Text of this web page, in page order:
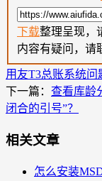
下载整理呈现，
内容有疑问，请
用友T3总账系统问
下一篇： 查看库龄
闭合的引号”？
相关文章
怎么安装